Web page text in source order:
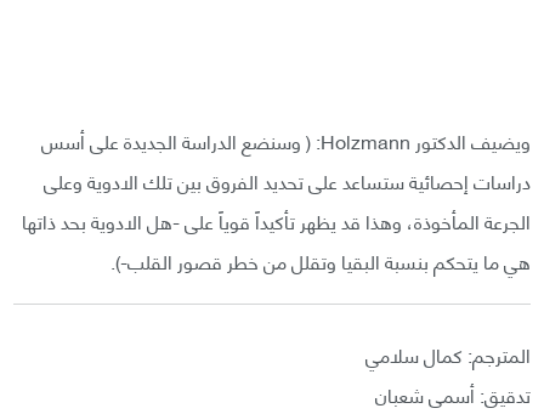
ويضيف الدكتور Holzmann: ( وسنضع الدراسة الجديدة على أسس
دراسات إحصائية ستساعد على تحديد الفروق بين تلك الادوية وعلى
الجرعة المأخوذة، وهذا قد يظهر تأكيداً قوياً على -هل الادوية بحد ذاتها
هي ما يتحكم بنسبة البقيا وتقلل من خطر قصور القلب-).
المترجم: كمال سلامي
تدقيق: أسمى شعبان